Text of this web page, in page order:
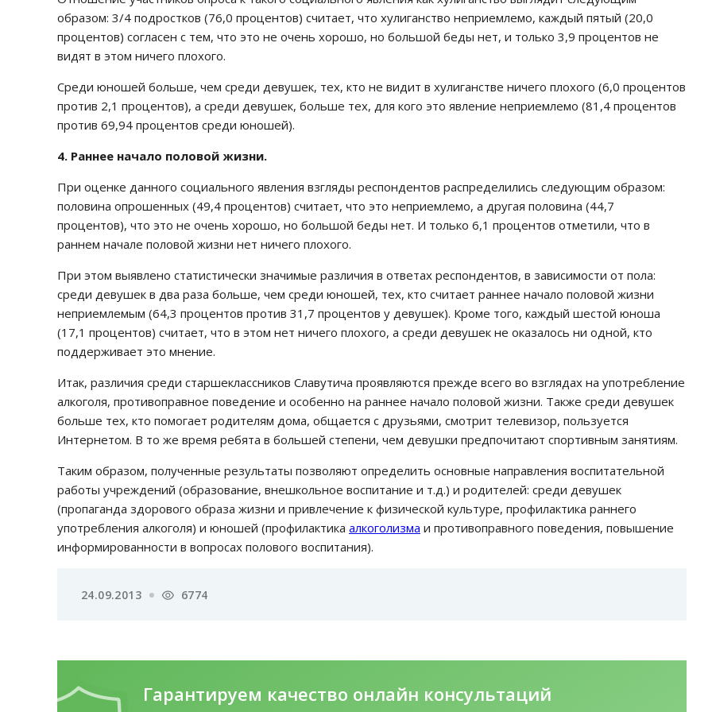
образом: 3/4 подростков (76,0 процентов) считает, что хулиганство неприемлемо, каждый пятый (20,0
процентов) согласен с тем, что это не очень хорошо, но большой беды нет, и только 3,9 процентов не
видят в этом ничего плохого.
Среди юношей больше, чем среди девушек, тех, кто не видит в хулиганстве ничего плохого (6,0 процентов
против 2,1 процентов), а среди девушек, больше тех, для кого это явление неприемлемо (81,4 процентов
против 69,94 процентов среди юношей).
4. Раннее начало половой жизни.
При оценке данного социального явления взгляды респондентов распределились следующим образом:
половина опрошенных (49,4 процентов) считает, что это неприемлемо, а другая половина (44,7
процентов), что это не очень хорошо, но большой беды нет. И только 6,1 процентов отметили, что в
раннем начале половой жизни нет ничего плохого.
При этом выявлено статистически значимые различия в ответах респондентов, в зависимости от пола:
среди девушек в два раза больше, чем среди юношей, тех, кто считает раннее начало половой жизни
неприемлемым (64,3 процентов против 31,7 процентов у девушек). Кроме того, каждый шестой юноша
(17,1 процентов) считает, что в этом нет ничего плохого, а среди девушек не оказалось ни одной, кто
поддерживает это мнение.
Итак, различия среди старшеклассников Славутича проявляются прежде всего во взглядах на употребление
алкоголя, противоправное поведение и особенно на раннее начало половой жизни. Также среди девушек
больше тех, кто помогает родителям дома, общается с друзьями, смотрит телевизор, пользуется
Интернетом. В то же время ребята в большей степени, чем девушки предпочитают спортивным занятиям.
Таким образом, полученные результаты позволяют определить основные направления воспитательной
работы учреждений (образование, внешкольное воспитание и т.д.) и родителей: среди девушек
(пропаганда здорового образа жизни и привлечение к физической культуре, профилактика раннего
употребления алкоголя) и юношей (профилактика алкоголизма и противоправного поведения, повышение
информированности в вопросах полового воспитания).
24.09.2013 6774
Гарантируем качество онлайн консультаций